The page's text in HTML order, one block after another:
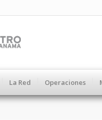
La Red Operaciones